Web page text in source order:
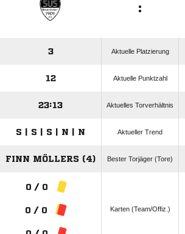
:
3 Aktuelle Platzierung
12 Aktuelle Punktzahl
23:13 Aktuelles Torverhältnis
S | S | S | N | N Aktueller Trend
FINN MÖLLERS (4) Bester Torjäger (Tore)
0 / 0
0 / 0 Karten (Team/Offiz.)